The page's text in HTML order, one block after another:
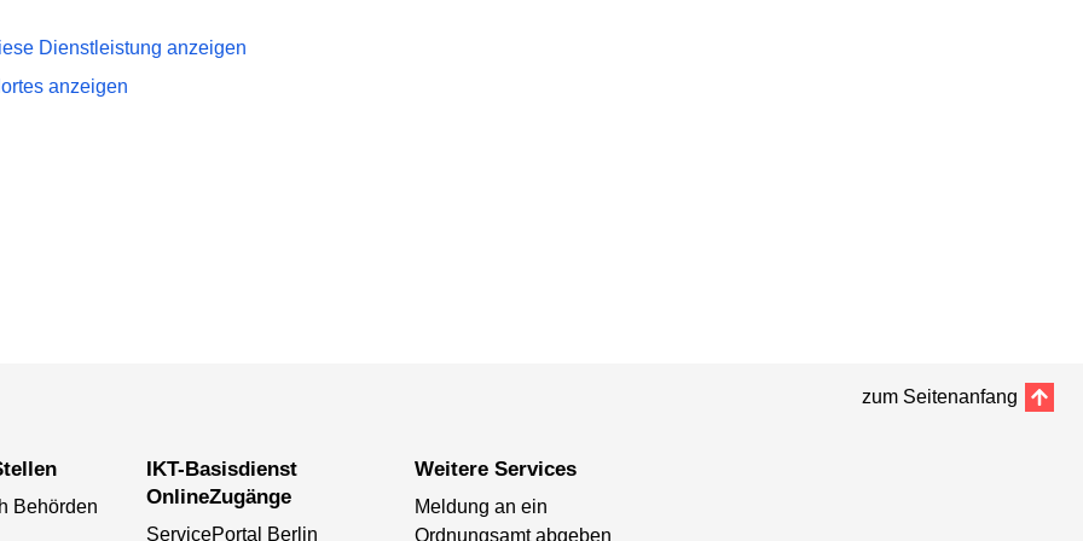
Dienstleistung anzeigen
anzeigen
zum Seitenanfang
Behörden
IKT-Basisdienst
OnlineZugänge
ServicePortal Berlin
Weitere Services
Meldung an ein
Ordnungsamt abgeben